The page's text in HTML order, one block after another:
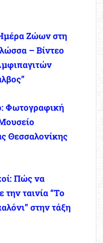
Ζώων στη
– Βίντεο
Φωτογραφική
Θεσσαλονίκης
Πώς να
την ταινία “Το
στην τάξη